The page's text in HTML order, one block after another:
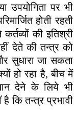
उपयोगिता पर भी
होती रहती
की इतिश्री
देते की तन्त्र को
सुधारा जा सकता
हो रहा है, बीच में
देने के लिये भी
कि तन्त्र प्रभावी